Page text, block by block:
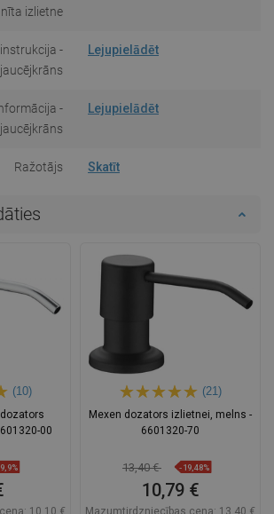
izlietne
-
Lejupielādēt
-
Lejupielādēt
Ražotājs Skatīt
(10)
00
10,10 €
(21)
Mexen dozators izlietnei, melns -
6601320-70
13,40 € -19,48%
10,79 €
Mazumtirdzniecības cena: 13,40 €